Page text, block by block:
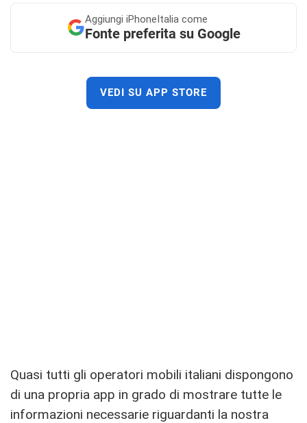
Aggiungi iPhoneItalia come
Fonte preferita su Google
VEDI SU APP STORE
Quasi tutti gli operatori mobili italiani dispongono
di una propria app in grado di mostrare tutte le
informazioni necessarie riguardanti la nostra